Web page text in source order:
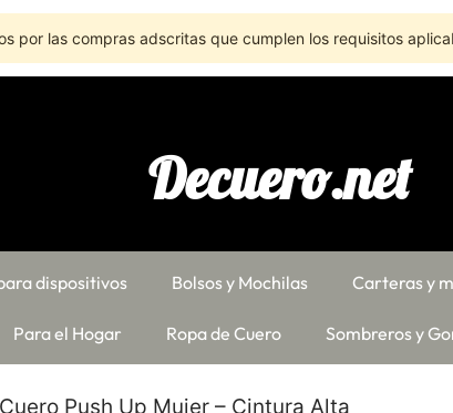
por las compras adscritas que cumplen los requisitos
Decuero.net
dispositivos Bolsos y Mochilas Carteras y
Para el Hogar Ropa de Cuero Sombreros y
Push Up Mujer – Cintura Alta